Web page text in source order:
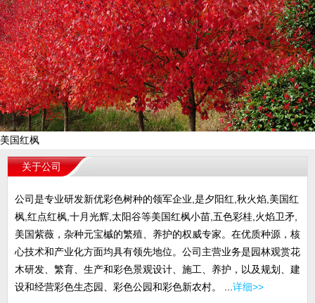
美国红枫
关于公司
公司是专业研发新优彩色树种的领军企业,是夕阳红,秋火焰,美国红
枫,红点红枫,十月光辉,太阳谷等美国红枫小苗,五色彩桂,火焰卫矛,
美国紫薇，杂种元宝槭的繁殖、养护的权威专家。在优质种源，核
心技术和产业化方面均具有领先地位。公司主营业务是园林观赏花
木研发、繁育、生产和彩色景观设计、施工、养护，以及规划、建
设和经营彩色生态园、彩色公园和彩色新农村。 ...详细>>